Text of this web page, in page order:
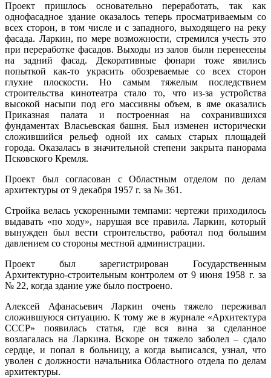
Проект пришлось основательно переработать, так как
однофасадное здание оказалось теперь просматриваемым со
всех сторон, в том числе и с западного, выходящего на реку
фасада. Ларкин, по мере возможности, стремился учесть это
при переработке фасадов. Выходы из залов были перенесены
на задний фасад. Декоративные фонари тоже явились
попыткой как-то украсить обозреваемые со всех сторон
глухие плоскости. Но самым тяжелым последствием
строительства кинотеатра стало то, что из-за устройства
высокой насыпи под его массивны объем, в яме оказались
Приказная палата и построенная на сохранившихся
фундаментах Власьевская башня. Был изменен исторически
сложившийся рельеф одной их самых старых площадей
города. Оказалась в значительной степени закрыта панорама
Псковского Кремля.
Проект был согласован с Областным отделом по делам
архитектуры от 9 декабря 1957 г. за № 361.
Стройка велась ускоренными темпами: чертежи приходилось
выдавать «по ходу», нарушая все правила. Ларкин, который
вынужден был вести строительство, работал под большим
давлением со стороны местной администрации.
Проект был зарегистрирован Государственным
Архитектурно-строительным контролем от 9 июня 1958 г. за
№ 22, когда здание уже было построено.
Алексей Афанасьевич Ларкин очень тяжело переживал
сложившуюся ситуацию. К тому же в журнале «Архитектура
СССР» появилась статья, где вся вина за сделанное
возлагалась на Ларкина. Вскоре он тяжело заболел – сдало
сердце, и попал в больницу, а когда выписался, узнал, что
уволен с должности начальника Областного отдела по делам
архитектуры.